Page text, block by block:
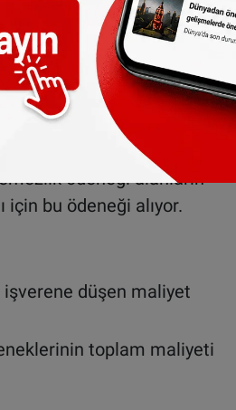
de toplum için geniş çaplı
Hollanda’da kişi
ödeneği alanların
için bu ödeneği alıyor.
işverene düşen maliyet
toplam maliyeti